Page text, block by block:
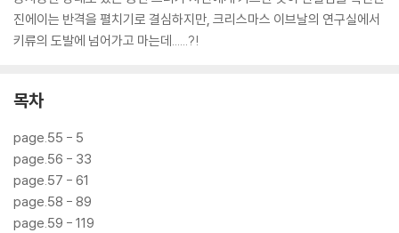
진에이는 반격을 펼치기로 결심하지만, 크리스마스 이브날의 연구실에서
키류의 도발에 넘어가고 마는데......?!
목차
page.55 - 5
page.56 - 33
page.57 - 61
page.58 - 89
page.59 - 119